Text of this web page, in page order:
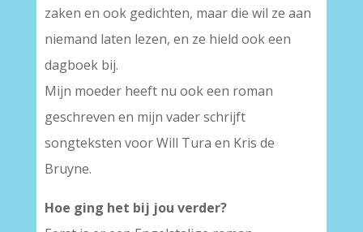
zaken en ook gedichten, maar die wil ze aan
niemand laten lezen, en ze hield ook een
dagboek bij.
Mijn moeder heeft nu ook een roman
geschreven en mijn vader schrijft
songteksten voor Will Tura en Kris de
Bruyne.
Hoe ging het bij jou verder?